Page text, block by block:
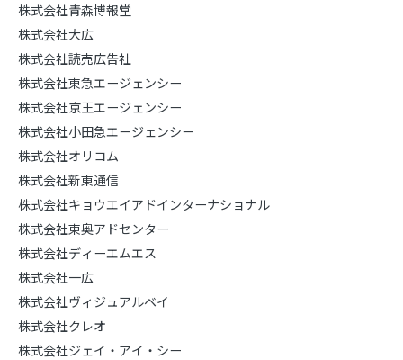
株式会社青森博報堂
株式会社大広
株式会社読売広告社
株式会社東急エージェンシー
株式会社京王エージェンシー
株式会社小田急エージェンシー
株式会社オリコム
株式会社新東通信
株式会社キョウエイアドインターナショナル
株式会社東奥アドセンター
株式会社ディーエムエス
株式会社一広
株式会社ヴィジュアルベイ
株式会社クレオ
株式会社ジェイ・アイ・シー